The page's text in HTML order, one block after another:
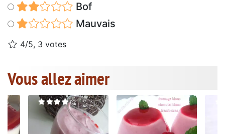
Bof
Mauvais
4/5, 3 votes
Vous allez aimer